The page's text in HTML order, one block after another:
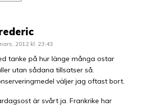
2012 kl. 23:43
tanke på hur länge många ostar
utan sådana tillsatser så.
väljer jag oftast bort.
är svårt ja. Frankrike har